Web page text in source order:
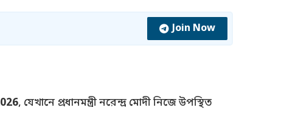
Join Now
, যেখানে প্রধানমন্ত্রী নরেন্দ্র মোদী নিজে উপস্থিত